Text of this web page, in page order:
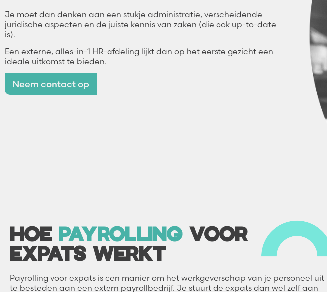
Je moet dan denken aan een stukje administratie, verscheidende
juridische aspecten en de juiste kennis van zaken (die ook up-to-date
is).
Een externe, alles-in-1 HR-afdeling lijkt dan op het eerste gezicht een
ideale uitkomst te bieden.
Neem contact op
HOE PAYROLLINGVOOR
EXPATS WERKT
Payrolling voor expats is een manier om het werkgeverschap van je personeel uit
te besteden aan een extern payrollbedrijf. Je stuurt de expats dan wel zelf aan